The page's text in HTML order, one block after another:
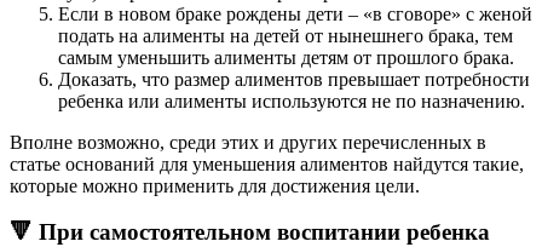
Если в новом браке рождены дети – «в сговоре» с женой
подать на алименты на детей от нынешнего брака, тем
самым уменьшить алименты детям от прошлого брака.
Доказать, что размер алиментов превышает потребности
ребенка или алименты используются не по назначению.
Вполне возможно, среди этих и других перечисленных в
статье оснований для уменьшения алиментов найдутся такие,
которые можно применить для достижения цели.
🔻 При самостоятельном воспитании ребенка